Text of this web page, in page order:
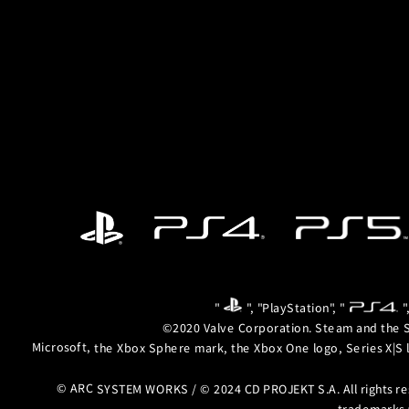
" ", "PlayStation", "
©2020 Valve Corporation. Steam and
Microsoft, the Xbox Sphere mark, the Xbox One logo, Series
© ARC SYSTEM WORKS / © 2024 CD PROJEKT S.A. All